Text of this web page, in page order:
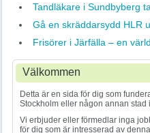
Tandläkare i Sundbyberg
Gå en skräddarsydd HLR
Frisörer i Järfälla – en
Välkommen
Detta är en sida för dig som
Stockholm eller någon annan stad
Vi erbjuder eller förmedlar inga
för dig som är intresserad av